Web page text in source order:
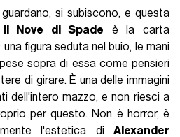
si subiscono, e questa
Il Nove di Spade è la carta
una figura seduta nel buio, le mani
sopra di essa come pensieri
di girare. È una delle immagini
dell'intero mazzo, e non riesci a
per questo. Non è horror, è
l'estetica di Alexander